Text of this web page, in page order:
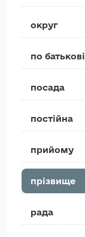
округ
по батькові
посада
постійна
прийому
прізвище
рада